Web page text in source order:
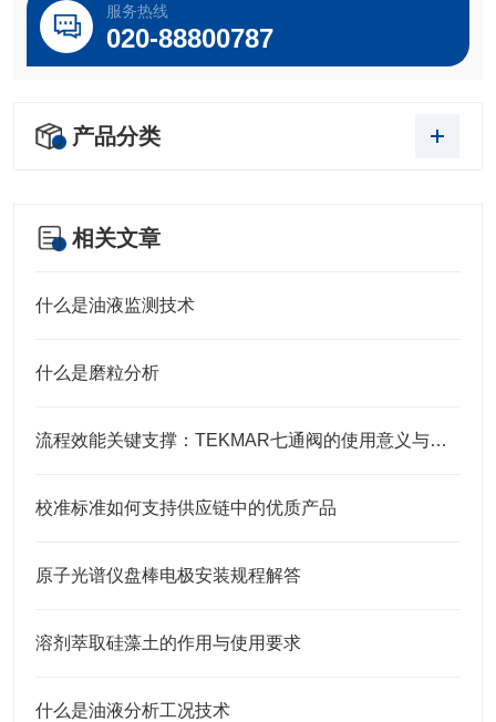
服务热线
020-88800787
产品分类
相关文章
什么是油液监测技术
什么是磨粒分析
流程效能关键支撑：TEKMAR七通阀的使用意义与核心要点
校准标准如何支持供应链中的优质产品
原子光谱仪盘棒电极安装规程解答
溶剂萃取硅藻土的作用与使用要求
什么是油液分析工况技术